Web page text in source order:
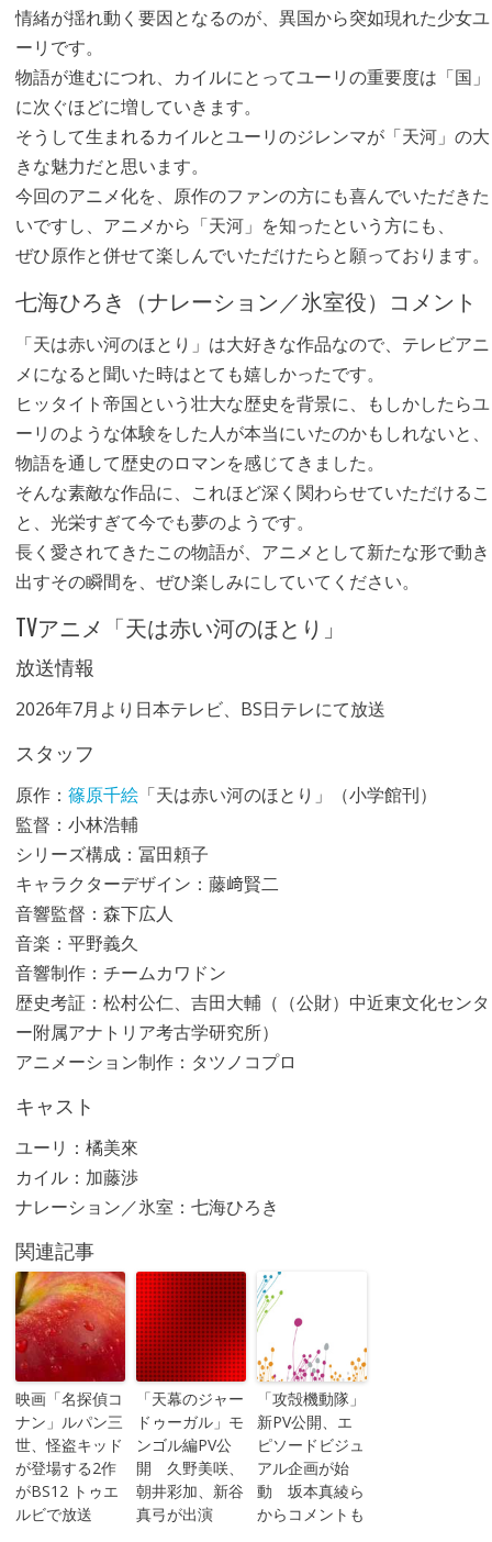
情緒が揺れ動く要因となるのが、異国から突如現れた少女ユ
ーリです。
物語が進むにつれ、カイルにとってユーリの重要度は「国」
に次ぐほどに増していきます。
そうして生まれるカイルとユーリのジレンマが「天河」の大
きな魅力だと思います。
今回のアニメ化を、原作のファンの方にも喜んでいただきた
いですし、アニメから「天河」を知ったという方にも、
ぜひ原作と併せて楽しんでいただけたらと願っております。
七海ひろき（ナレーション／氷室役）コメント
「天は赤い河のほとり」は大好きな作品なので、テレビアニ
メになると聞いた時はとても嬉しかったです。
ヒッタイト帝国という壮大な歴史を背景に、もしかしたらユ
ーリのような体験をした人が本当にいたのかもしれないと、
物語を通して歴史のロマンを感じてきました。
そんな素敵な作品に、これほど深く関わらせていただけるこ
と、光栄すぎて今でも夢のようです。
長く愛されてきたこの物語が、アニメとして新たな形で動き
出すその瞬間を、ぜひ楽しみにしていてください。
TVアニメ「天は赤い河のほとり」
放送情報
2026年7月より日本テレビ、BS日テレにて放送
スタッフ
原作： 篠原千絵「天は赤い河のほとり」（小学館刊）
監督：小林浩輔
シリーズ構成：冨田頼子
キャラクターデザイン：藤﨑賢二
音響監督：森下広人
音楽：平野義久
音響制作：チームカワドン
歴史考証：松村公仁、吉田大輔（（公財）中近東文化センタ
ー附属アナトリア考古学研究所）
アニメーション制作：タツノコプロ
キャスト
ユーリ：橘美來
カイル：加藤渉
ナレーション／氷室：七海ひろき
関連記事
映画「名探偵コ
ナン」ルパン三
世、怪盗キッド
が登場する2作
がBS12 トゥエ
ルビで放送
「天幕のジャー
ドゥーガル」モ
ンゴル編PV公
開 久野美咲、
朝井彩加、新谷
真弓が出演
「攻殻機動隊」
新PV公開、エ
ピソードビジュ
アル企画が始
動 坂本真綾ら
からコメントも